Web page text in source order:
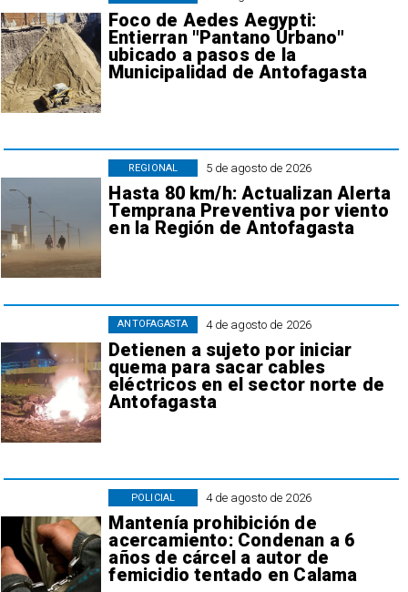
Foco de Aedes Aegypti:
Entierran "Pantano Urbano"
ubicado a pasos de la
Municipalidad de Antofagasta
5 de agosto de 2026
Hasta 80 km/h: Actualizan Alerta
Temprana Preventiva por viento
en la Región de Antofagasta
REGIONAL
4 de agosto de 2026
Detienen a sujeto por iniciar
quema para sacar cables
eléctricos en el sector norte de
Antofagasta
ANTOFAGASTA
4 de agosto de 2026
Mantenía prohibición de
acercamiento: Condenan a 6
años de cárcel a autor de
femicidio tentado en Calama
POLICIAL